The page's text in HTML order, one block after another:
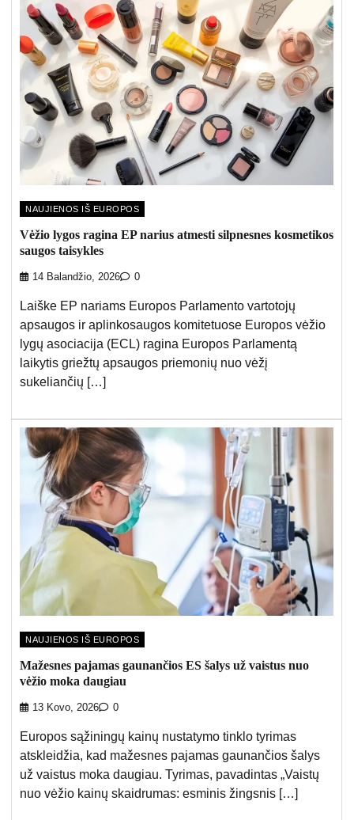
NAUJIENOS IŠ EUROPOS
Vėžio lygos ragina EP narius atmesti silpnesnes kosmetikos
saugos taisykles
14 Balandžio, 2026 0
Laiške EP nariams Europos Parlamento vartotojų
apsaugos ir aplinkosaugos komitetuose Europos vėžio
lygų asociacija (ECL) ragina Europos Parlamentą
laikytis griežtų apsaugos priemonių nuo vėžį
sukeliančių […]
NAUJIENOS IŠ EUROPOS
Mažesnes pajamas gaunančios ES šalys už vaistus nuo
vėžio moka daugiau
13 Kovo, 2026 0
Europos sąžiningų kainų nustatymo tinklo tyrimas
atskleidžia, kad mažesnes pajamas gaunančios šalys
už vaistus moka daugiau. Tyrimas, pavadintas „Vaistų
nuo vėžio kainų skaidrumas: esminis žingsnis […]